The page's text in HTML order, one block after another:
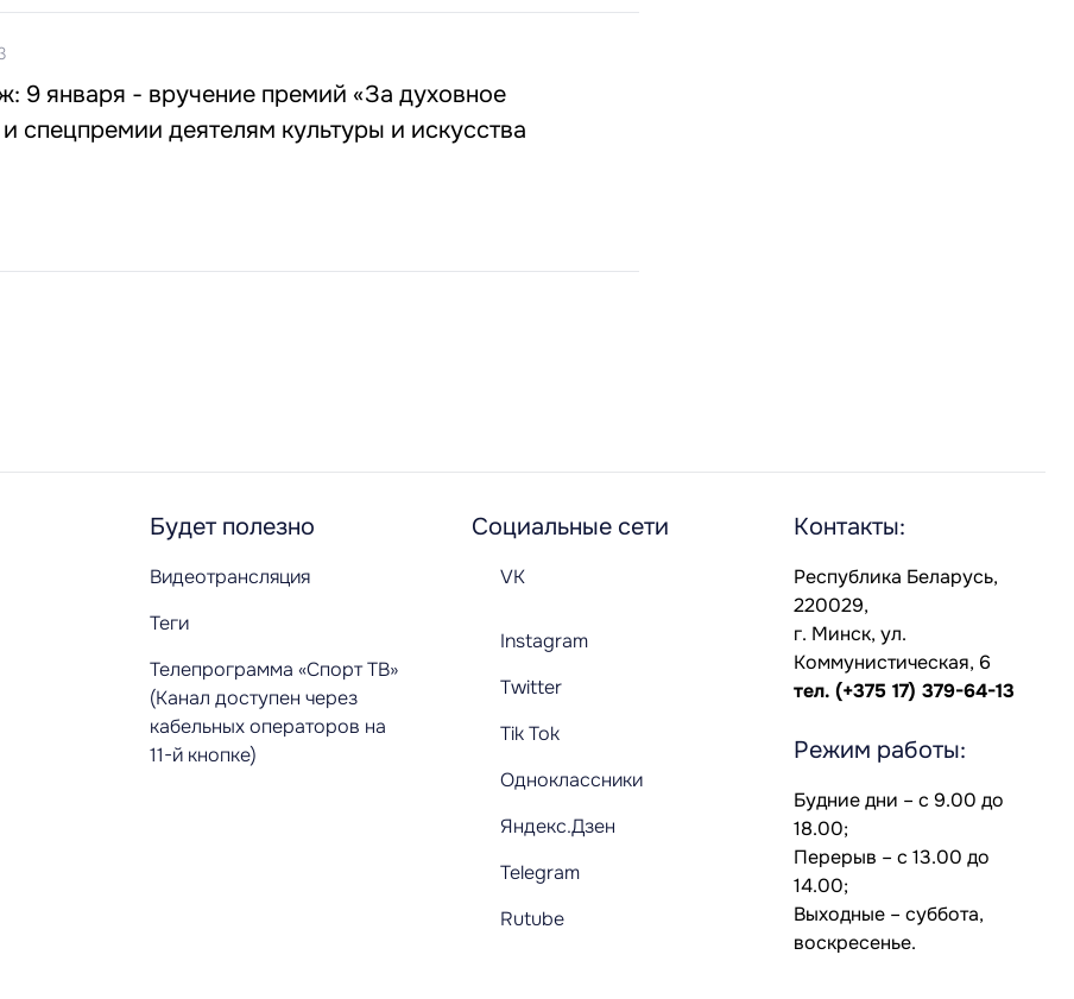
9 января - вручение премий «За духовное
спецпремии деятелям культуры и искусства
Будет полезно
Видеотрансляция
Теги
Телепрограмма «Спорт ТВ»
(Канал доступен через
кабельных операторов на
11-й кнопке)
Социальные сети
VK
Instagram
Twitter
Tik Tok
Одноклассники
Яндекс.Дзен
Telegram
Rutube
Контакты:
Республика Беларусь,
220029,
г. Минск, ул.
Коммунистическая, 6
тел. (+375 17) 379-64-13
Режим работы:
Будние дни – с 9.00 до
18.00;
Перерыв – с 13.00 до
14.00;
Выходные – суббота,
воскресенье.